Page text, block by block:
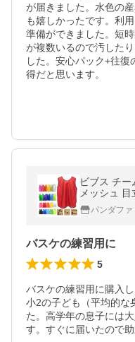
が届きました。水色の
も嬉しかったです。利
準備ができました。短
が複数いるので汚した
した。安心パック+往
得だと思います。
ビブス チ
メッシュ 目
稚園 子供
番号なし
パンダファ
バスケの練習用に
5
バスケの練習用に購入し
小2の子ども（平均的な
た。高学年の息子には
す。すぐに届いたので助